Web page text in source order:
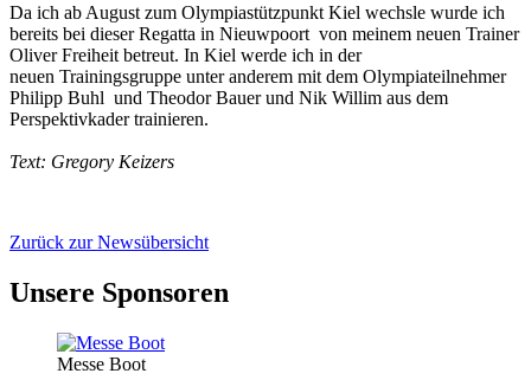
Da ich ab August zum Olympiastützpunkt Kiel wechsle wurde ich
bereits bei dieser Regatta in Nieuwpoort von meinem neuen Trainer
Oliver Freiheit betreut. In Kiel werde ich in der
neuen Trainingsgruppe unter anderem mit dem Olympiateilnehmer
Philipp Buhl und Theodor Bauer und Nik Willim aus dem
Perspektivkader trainieren.
Text: Gregory Keizers
Zurück zur Newsübersicht
Unsere Sponsoren
Messe Boot